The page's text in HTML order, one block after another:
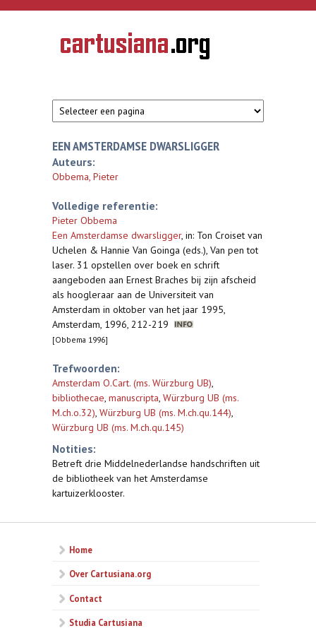
Overslaan en naar de inhoud gaan
CARTUSIANA
Geschiedenis
van de
EEN AMSTERDAMSE DWARSLIGGER
Auteurs:
Obbema, Pieter
Volledige referentie:
Pieter Obbema
Een Amsterdamse dwarsligger, in: Ton Croiset van
Uchelen & Hannie Van Goinga (eds.), Van pen tot
laser. 31 opstellen over boek en schrift
aangeboden aan Ernest Braches bij zijn afscheid
als hoogleraar aan de Universiteit van
Amsterdam in oktober van het jaar 1995,
Amsterdam, 1996, 212-219
[Obbema 1996]
Trefwoorden:
Amsterdam O.Cart. (ms. Würzburg UB),
bibliothecae, manuscripta, Würzburg UB (ms.
M.ch.o.32), Würzburg UB (ms. M.ch.qu.144),
Würzburg UB (ms. M.ch.qu.145)
Notities:
Betreft drie Middelnederlandse handschriften uit
de bibliotheek van het Amsterdamse
kartuizerklooster.
Home
Over Cartusiana.org
Contact
Studia Cartusiana